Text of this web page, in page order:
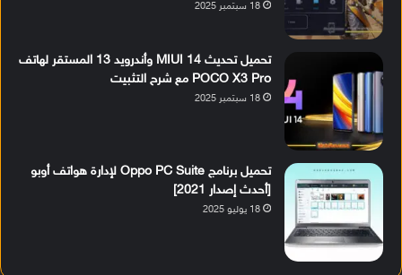
18 سبتمبر 2025
تحميل تحديث MIUI 14 وأندرويد 13 المستقر لهاتف
POCO X3 Pro مع شرح التثبيت
18 سبتمبر 2025
تحميل برنامج Oppo PC Suite لإدارة هواتف أوبو
[أحدث إصدار 2021]
18 يوليو 2025